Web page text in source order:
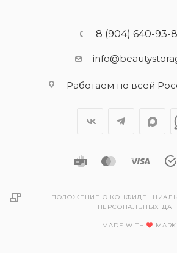
8 (904) 640-93-
Работаем по всей
ПОЛОЖЕНИЕ О
ПЕРСОНАЛЬНЫХ
MADE WITH